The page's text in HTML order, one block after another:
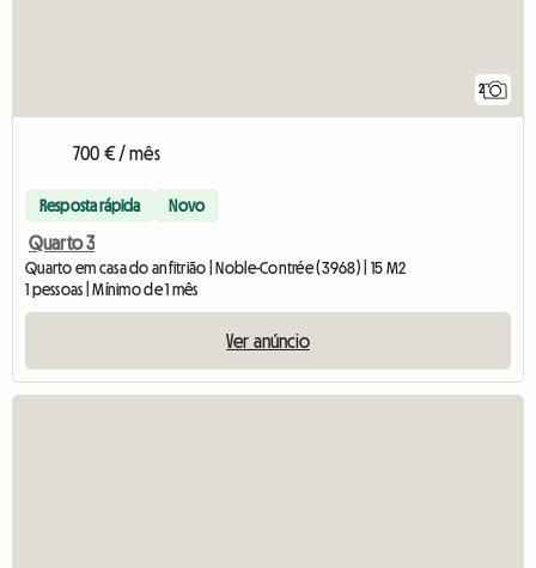
2
700 € / mês
Resposta rápida Novo
Quarto 3
Quarto em casa do anfitrião | Noble-Contrée (3968) | 15 M2
1 pessoas | Mínimo de 1 mês
Ver anúncio